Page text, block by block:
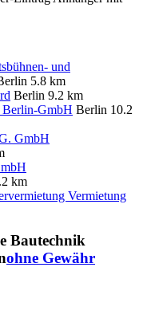
und
5.8 km
Berlin 9.2 km
GmbH Berlin 10.2
GmbH
km
Vermietung
Bautechnik
ohne Gewähr